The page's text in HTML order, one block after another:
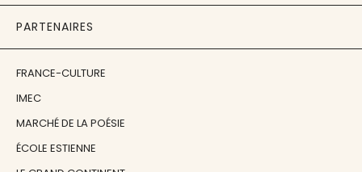
PARTENAIRES
FRANCE-CULTURE
IMEC
MARCHÉ DE LA POÉSIE
ÉCOLE ESTIENNE